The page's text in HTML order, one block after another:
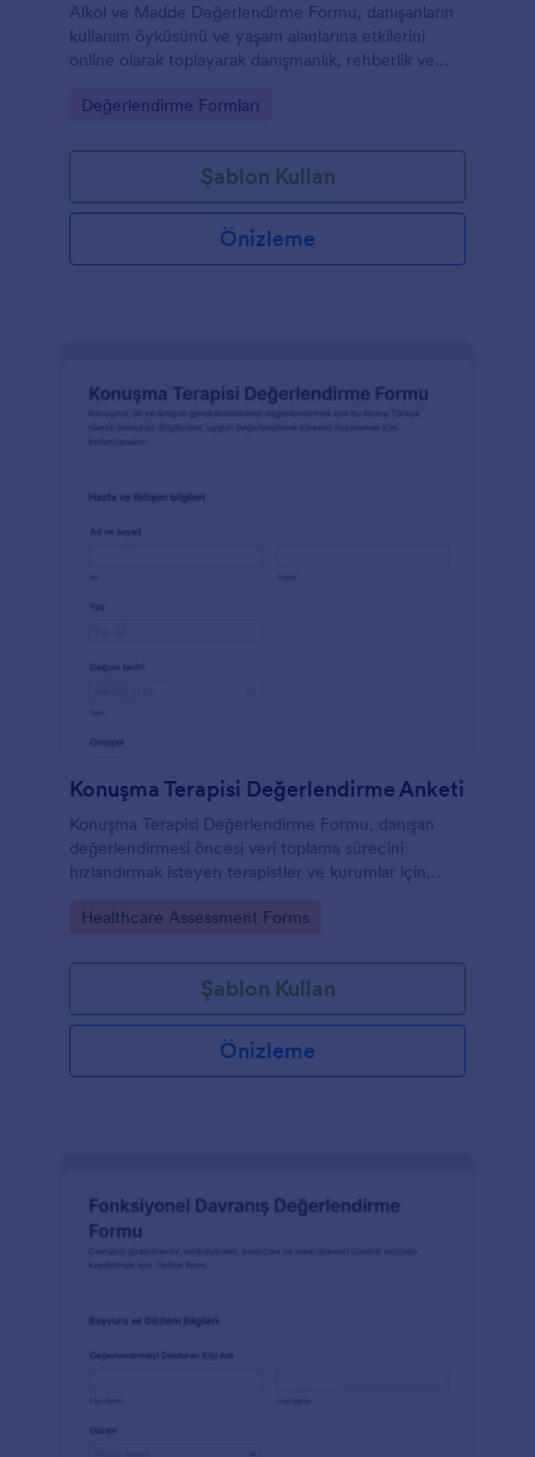
Alkol ve Madde Değerlendirme Formu, danışanların
kullanım öyküsünü ve yaşam alanlarına etkilerini
online olarak toplayarak danışmanlık, rehberlik ve
kolaylaştırır.
Go to Category:
Değerlendirme Formları
Şablon Kullan
Önizleme
Konuşma Terapisi Değerlendirme Anketi
Konuşma Terapisi Değerlendirme Formu, danışan
değerlendirmesi öncesi veri toplama sürecini
hızlandırmak isteyen terapistler ve kurumlar için
toplar.
Go to Category:
Healthcare Assessment Forms
Şablon Kullan
Önizleme